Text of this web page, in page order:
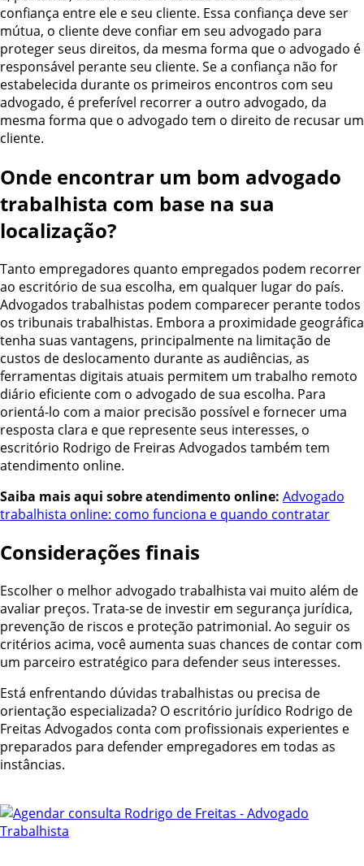
confiança entre ele e seu cliente. Essa confiança deve ser
mútua, o cliente deve confiar em seu advogado para
proteger seus direitos, da mesma forma que o advogado é
responsável perante seu cliente. Se a confiança não for
estabelecida durante os primeiros encontros com seu
advogado, é preferível recorrer a outro advogado, da
mesma forma que o advogado tem o direito de recusar um
cliente.
Onde encontrar um bom advogado
trabalhista com base na sua
localização?
Tanto empregadores quanto empregados podem recorrer
ao escritório de sua escolha, em qualquer lugar do país.
Advogados trabalhistas podem comparecer perante todos
os tribunais trabalhistas. Embora a proximidade geográfica
tenha suas vantagens, principalmente na limitação de
custos de deslocamento durante as audiências, as
ferramentas digitais atuais permitem um trabalho remoto
diário eficiente com o advogado de sua escolha. Para
orientá-lo com a maior precisão possível e fornecer uma
resposta clara e que represente seus interesses, o
escritório Rodrigo de Freiras Advogados também tem
atendimento online.
Saiba mais aqui sobre atendimento online: Advogado
trabalhista online: como funciona e quando contratar
Considerações finais
Escolher o melhor advogado trabalhista vai muito além de
avaliar preços. Trata-se de investir em segurança jurídica,
prevenção de riscos e proteção patrimonial. Ao seguir os
critérios acima, você aumenta suas chances de contar com
um parceiro estratégico para defender seus interesses.
Está enfrentando dúvidas trabalhistas ou precisa de
orientação especializada? O escritório jurídico Rodrigo de
Freitas Advogados conta com profissionais experientes e
preparados para defender empregadores em todas as
instâncias.